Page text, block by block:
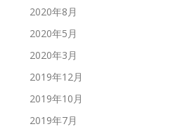
2020年8月
2020年5月
2020年3月
2019年12月
2019年10月
2019年7月